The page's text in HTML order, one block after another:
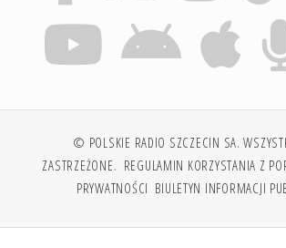
© POLSKIE RADIO SZCZECIN SA.
ZASTRZEŻONE. REGULAMIN KORZYSTANIA Z
PRYWATNOŚCI BIULETYN INFORMACJI